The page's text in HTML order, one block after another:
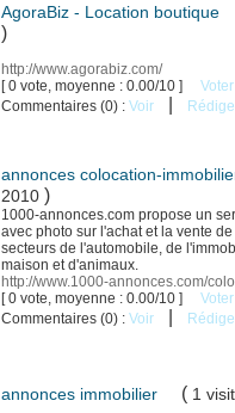
AgoraBiz - Location boutique
)
http://www.agorabiz.com/
[ 0 vote, moyenne : 0.00/10 ]
Commentaires (0) : Voir
annonces colocation-
2010 )
1000-annonces.com propose un
avec photo sur l'achat et la vente
secteurs de l'automobile, de
maison et d'animaux.
http://www.1000-annonces.com/
[ 0 vote, moyenne : 0.00/10 ]
Commentaires (0) : Voir
annonces immobilier ( 1